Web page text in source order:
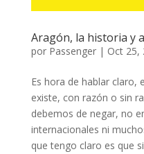
Aragón, la historia y
por Passenger| Oct 25,
Es hora de hablar claro,
existe, con razón o sin
debemos de negar, no
internacionales ni
que tengo claro es que